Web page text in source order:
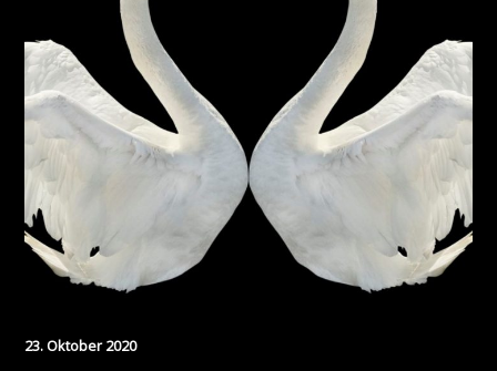
Über mich
Kontakt
23. Oktober 2020